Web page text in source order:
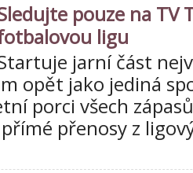
pouze na TV
ligu
jarní část
opět jako jediná
porci všech
přenosy z